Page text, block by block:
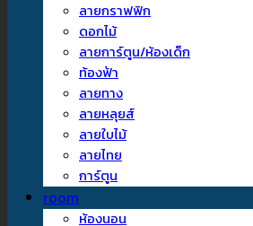
ลายกราฟฟิก
ดอกไม้
ลายการ์ตูน/ห้องเด็ก
ท้องฟ้า
ลายทาง
ลายหลุยส์
ลายใบไม้
ลายไทย
การ์ตูน
room
ห้องนอน